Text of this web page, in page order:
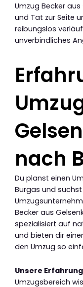
Umzug Becker
und Tat zur Seite
reibungslos
unverbindliches
nach
Du planst einen
Burgas und
Becker aus
spezialisiert auf
und bieten dir
den Umzug so
Unsere
Umzugsbereich